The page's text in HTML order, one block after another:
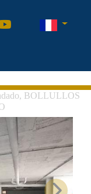
BOLLULLOS